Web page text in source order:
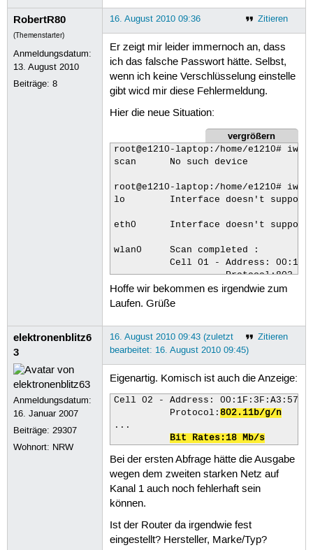
Quality:50/100
Encryption
Bit Rates:18
IE: WPA Version
Group
Pairwise
IE: IEEE
Group
Pairwise
Cell 04 - Address:
                    Mode:Managed
                    Channel:6
Quality:86/100
Encryption
Bit Rates:11
IE: WPA Version
Group
Pairwise
IE: IEEE
Group
Cell 05 - Address:
                    Mode:Managed
                    Channel:11
Quality:15/100
Encryption
Bit Rates:11
root@e1210-laptop:/home/e1210#
RobertR80
(Themenstarter)
Anmeldungsdatum:
13. August 2010
Beiträge:8
Zitieren
16. August 2010 09:36
Er zeigt mir leider immernoch an, dass
ich das falsche Passwort hätte. Selbst,
wenn ich keine Verschlüsselung einstelle
gibt wicd mir diese Fehlermeldung.
Hier die neue Situation:
vergrößern
root@e1210-laptop:/home/e1210#
scan      No such device
root@e1210-laptop:/home/e1210#
lo        Interface doesn't support
eth0      Interface doesn't support
wlan0     Scan completed :
Cell 01 - Address:
                    Mode:Managed
Quality:91/100
Encryption
Bit Rates:11
Cell 02 - Address:
                    Mode:Managed
                    Channel:3
Quality:100/
Encryption
Cell 03 - Address:
ESSID:"WLAN-
                    Mode:Managed
Quality:76/100
Encryption
Hoffe wir bekommen es irgendwie zum
Laufen. Grüße
elektronenblitz6
3
Anmeldungsdatum:
16. Januar 2007
Beiträge:29307
Wohnort: NRW
Zitieren
16. August 2010 09:43 (zuletzt
bearbeitet: 16. August 2010 09:45)
Eigenartig. Komisch ist auch die Anzeige:
Cell 02 - Address:
          Protocol:
802.11b/g/n
...
Bit Rates:18 Mb/s
Bei der ersten Abfrage hätte die Ausgabe
wegen dem zweiten starken Netz auf
Kanal 1 auch noch fehlerhaft sein
können.
Ist der Router da irgendwie fest
eingestellt? Hersteller, Marke/Typ?